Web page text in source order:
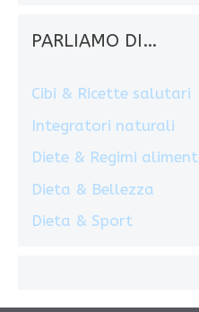
PARLIAMO DI…
Cibi & Ricette salutari
Integratori naturali
Diete & Regimi
Dieta & Bellezza
Dieta & Sport